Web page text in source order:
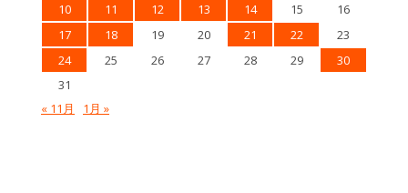
10
11 12 13 14 15
16
17
18 19 20 21 22
23
24
25 26 27 28 29
30
31
« 11月
1月 »